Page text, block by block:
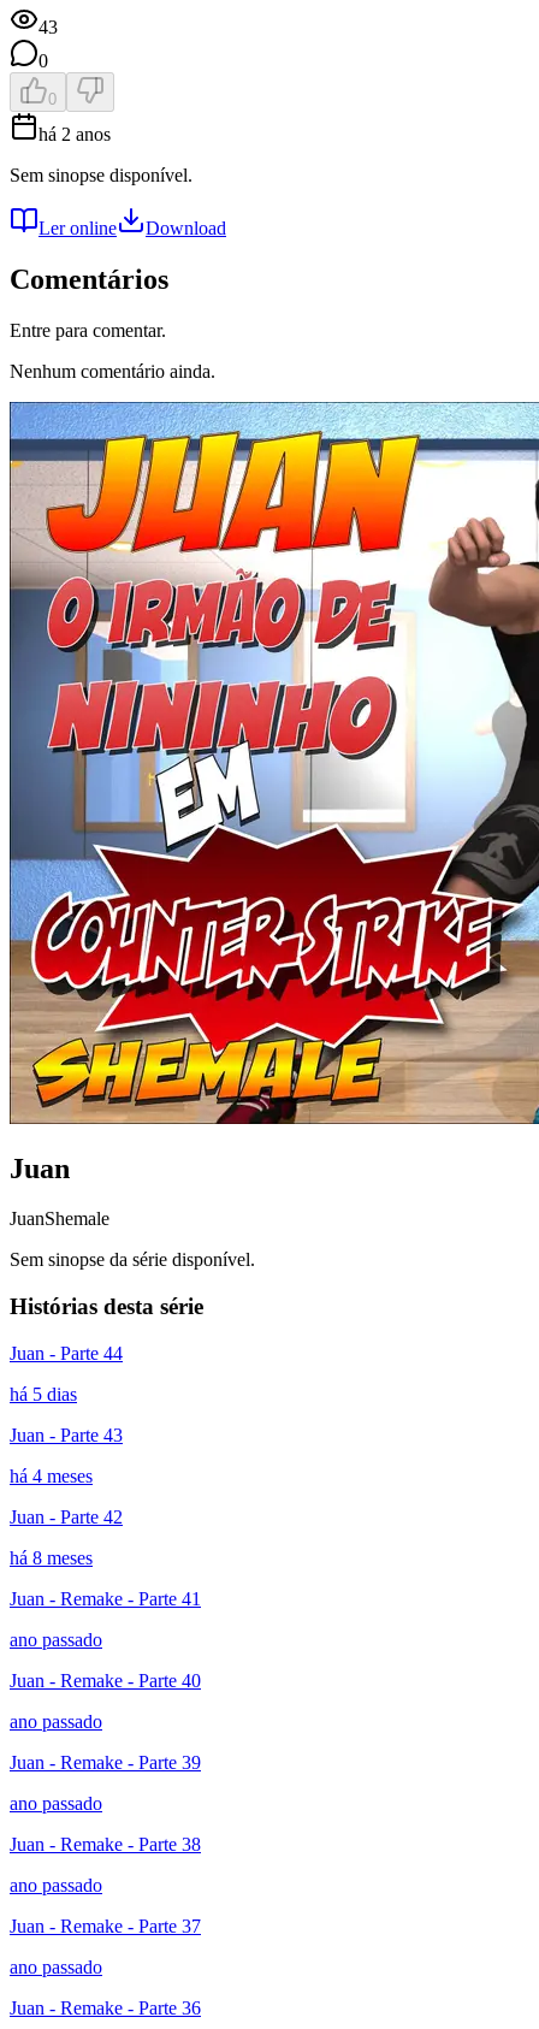
43
0
0
há 2 anos
Sem sinopse disponível.
Ler online Download
Comentários
Entre para comentar.
Nenhum comentário ainda.
Juan
JuanShemale
Sem sinopse da série disponível.
Histórias desta série
Juan - Parte 44
há 5 dias
Juan - Parte 43
há 4 meses
Juan - Parte 42
há 8 meses
Juan - Remake - Parte 41
ano passado
Juan - Remake - Parte 40
ano passado
Juan - Remake - Parte 39
ano passado
Juan - Remake - Parte 38
ano passado
Juan - Remake - Parte 37
ano passado
Juan - Remake - Parte 36